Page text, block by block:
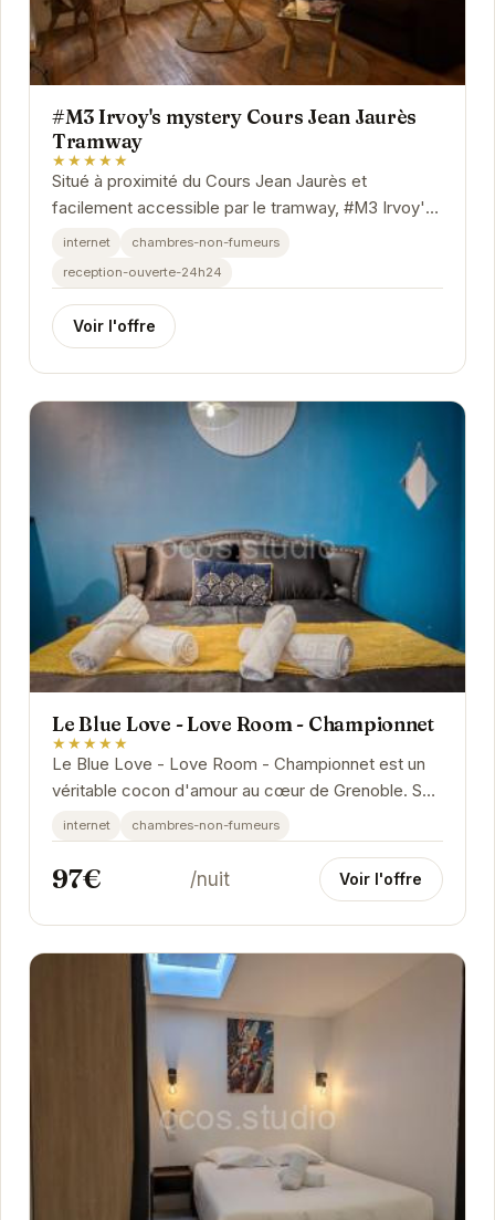
#M3 Irvoy's mystery Cours Jean Jaurès
Tramway
★★★★★
Situé à proximité du Cours Jean Jaurès et
facilement accessible par le tramway, #M3 Irvoy's
mystery propose un hébergement confortable et...
internet
chambres-non-fumeurs
reception-ouverte-24h24
Voir l'offre
Le Blue Love - Love Room - Championnet
★★★★★
Le Blue Love - Love Room - Championnet est un
véritable cocon d'amour au cœur de Grenoble. Son
atmosphère chaleureuse et ses équipements
modernes...
internet chambres-non-fumeurs
97€ /nuit Voir l'offre